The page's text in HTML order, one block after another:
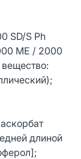
SD/S Ph
МЕ / 2000
длиной